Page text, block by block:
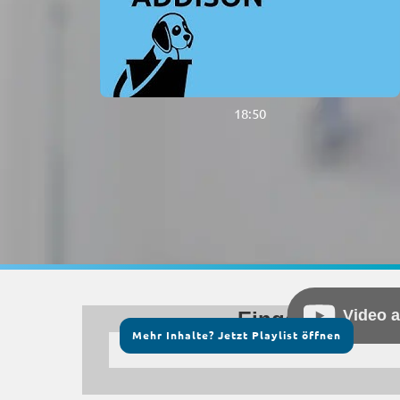
18:50
Eingebettetes
Hinweis:Dieses eingebettete
Video
Mehr Inhalte? Jetzt Playlist öffnen